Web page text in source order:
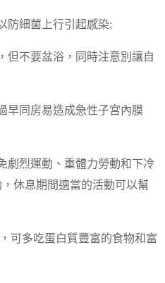
防細菌上行引起感染;
但不要盆浴，同時注意別讓自
早同房易造成急性子宮內膜
劇烈運動、重體力勞動和下冷
休息期間適當的活動可以幫
可多吃蛋白質豐富的食物和富